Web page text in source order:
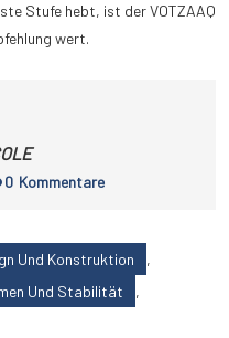
Stufe hebt, ist der VOTZAAQ
wert.
0 Kommentare
Und Konstruktion
,
Und Stabilität
,